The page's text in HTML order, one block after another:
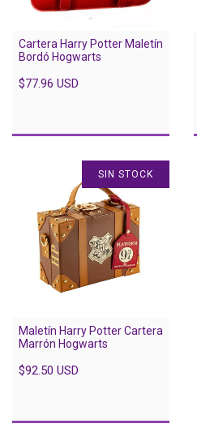
Cartera Harry Potter Maletín
Bordó Hogwarts
$77.96 USD
SIN STOCK
Maletín Harry Potter Cartera
Marrón Hogwarts
$92.50 USD